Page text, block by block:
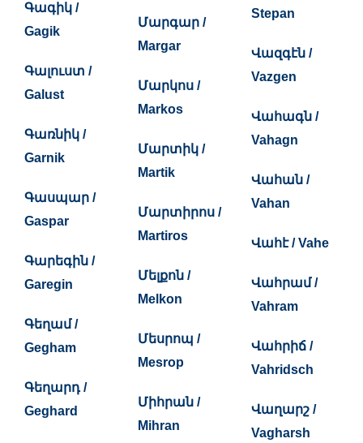
Գագիկ /
Gagik
Գալուստ /
Galust
Գառնիկ /
Garnik
Գասպար /
Gaspar
Գարեգին /
Garegin
Գեղամ /
Gegham
Գեղարդ /
Geghard
Մարգար /
Margar
Մարկոս /
Markos
Մարտիկ /
Martik
Մարտիրոս /
Martiros
Մելքոն /
Melkon
Մեսրոպ /
Mesrop
Միհրան /
Mihran
Stepan
Վազգէն /
Vazgen
Վահագն /
Vahagn
Վահան /
Vahan
Վահէ / Vahe
Վահրամ /
Vahram
Վահրիճ /
Vahridsch
Վաղարշ /
Vagharsh